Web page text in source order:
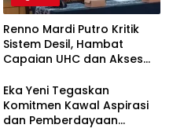
Renno Mardi Putro Kritik
Sistem Desil, Hambat
Capaian UHC dan Akses
Eka Yeni Tegaskan
Komitmen Kawal Aspirasi
dan Pemberdayaan